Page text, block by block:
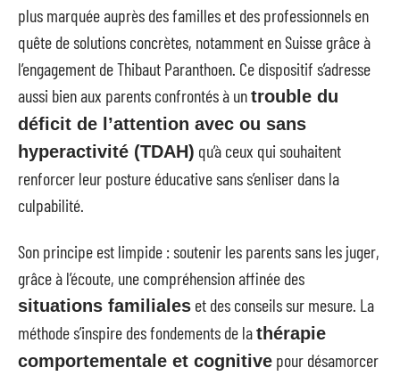
plus marquée auprès des familles et des professionnels en
quête de solutions concrètes, notamment en Suisse grâce à
l’engagement de Thibaut Paranthoen. Ce dispositif s’adresse
aussi bien aux parents confrontés à untrouble du
déficit de l’attention avec ou sans
hyperactivité (TDAH) qu’à ceux qui souhaitent
renforcer leur posture éducative sans s’enliser dans la
culpabilité.
Son principe est limpide : soutenir les parents sans les juger,
grâce à l’écoute, une compréhension affinée des
situations familiales et des conseils sur mesure. La
méthode s’inspire des fondements de lathérapie
comportementale et cognitive pour désamorcer